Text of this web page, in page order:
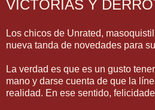
VICTORIAS Y
Los chicos de Unrated,
nueva tanda de novedades para
La verdad es que es un gusto
mano y darse cuenta de que la
realidad. En ese sentido,